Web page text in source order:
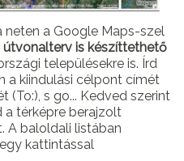
neten a Google Maps-szel
útvonalterv is készíttethető
településekre is. Írd
a kiindulási célpont címét
(To:), s go... Kedved szerint
térképre berajzolt
A baloldali listában
kattintással